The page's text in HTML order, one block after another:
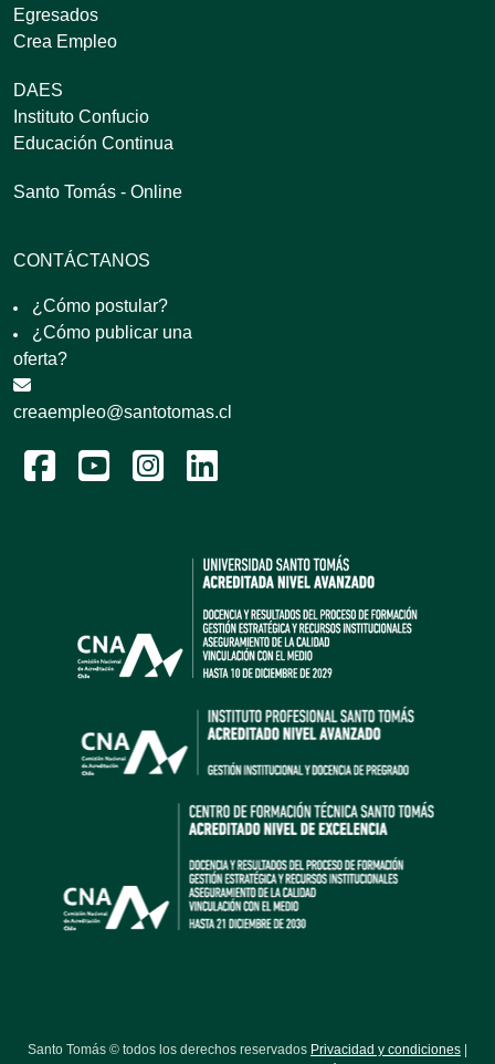
Egresados
Crea Empleo
DAES
Instituto Confucio
Educación Continua
Santo Tomás - Online
CONTÁCTANOS
¿Cómo postular?
¿Cómo publicar una
oferta?
creaempleo@santotomas.cl
Santo Tomás © todos los derechos reservados Privacidad y condiciones